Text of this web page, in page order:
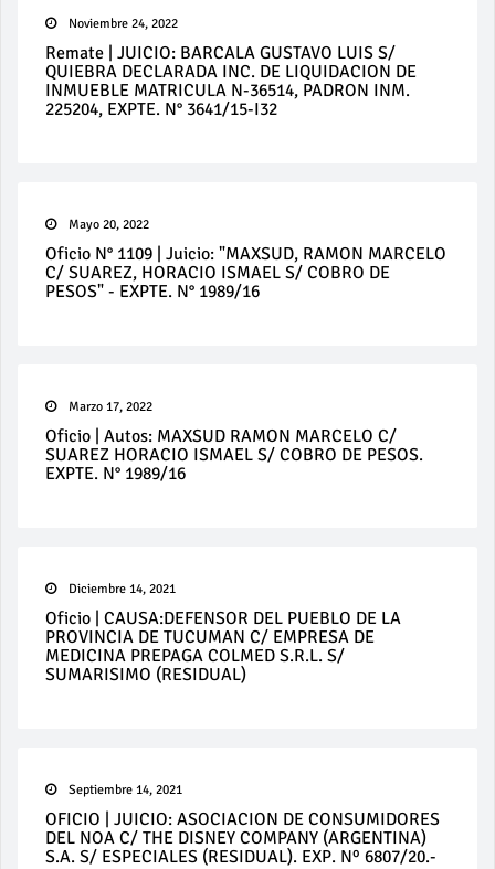
Noviembre 24, 2022
Remate | JUICIO: BARCALA GUSTAVO LUIS S/
QUIEBRA DECLARADA INC. DE LIQUIDACION DE
INMUEBLE MATRICULA N-36514, PADRON INM.
225204, EXPTE. N° 3641/15-I32
Mayo 20, 2022
Oficio N° 1109 | Juicio: "MAXSUD, RAMON MARCELO
C/ SUAREZ, HORACIO ISMAEL S/ COBRO DE
PESOS" - EXPTE. N° 1989/16
Marzo 17, 2022
Oficio | Autos: MAXSUD RAMON MARCELO C/
SUAREZ HORACIO ISMAEL S/ COBRO DE PESOS.
EXPTE. N° 1989/16
Diciembre 14, 2021
Oficio | CAUSA:DEFENSOR DEL PUEBLO DE LA
PROVINCIA DE TUCUMAN C/ EMPRESA DE
MEDICINA PREPAGA COLMED S.R.L. S/
SUMARISIMO (RESIDUAL)
Septiembre 14, 2021
OFICIO | JUICIO: ASOCIACION DE CONSUMIDORES
DEL NOA C/ THE DISNEY COMPANY (ARGENTINA)
S.A. S/ ESPECIALES (RESIDUAL). EXP. Nº 6807/20.-